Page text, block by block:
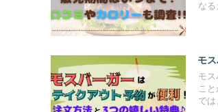
なる
モ
モ
こ
で